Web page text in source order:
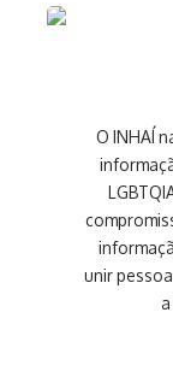
O INHAÍ
unir